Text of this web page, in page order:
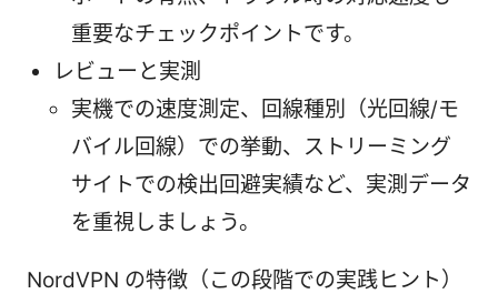
重要なチェックポイントです。
レビューと実測
実機での速度測定、回線種別（光回線/モ
バイル回線）での挙動、ストリーミング
サイトでの検出回避実績など、実測データ
を重視しましょう。
NordVPN の特徴（この段階での実践ヒント）